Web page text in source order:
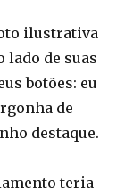
ilustrativa
lado de suas
botões: eu
de
destaque.
teria